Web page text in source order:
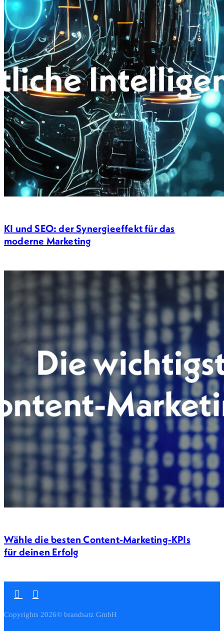
KI und SEO: der Synergieeffekt für das
moderne Marketing
Wähle die besten Content-Marketing-KPIs
für deinen Erfolg
Copyrights 2026© brandsatz GmbH